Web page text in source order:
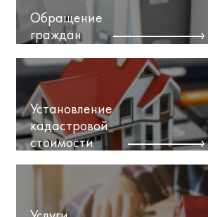
Обращение
граждан
Установление
кадастровой
стоимости